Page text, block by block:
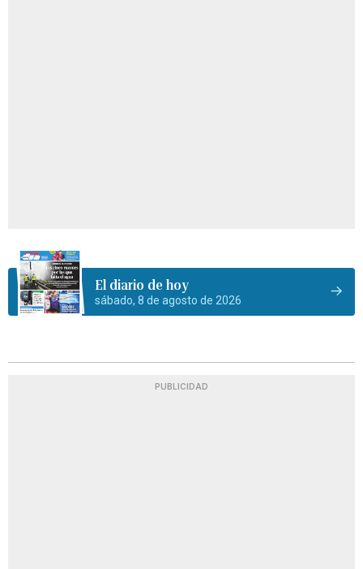
El diario de hoy
sábado, 8 de agosto de 2026
PUBLICIDAD